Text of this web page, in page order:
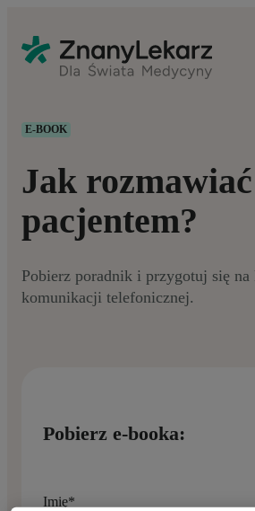
E-BOOK
Jak
pacjentem?
Pobierz poradnik i przygotuj się
komunikacji telefonicznej.
Pobierz e-booka:
Imię*